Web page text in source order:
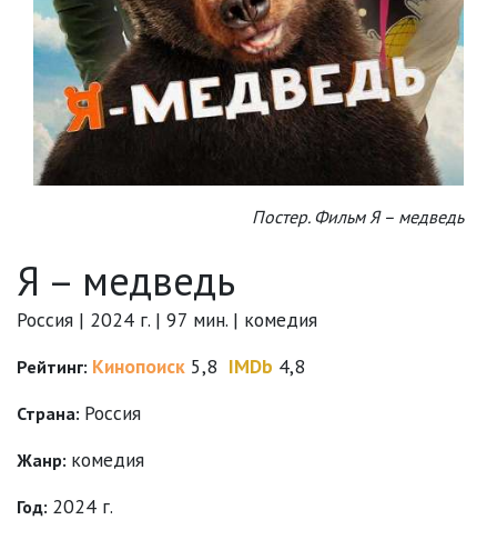
Постер. Фильм Я – медведь
Я – медведь
Россия | 2024 г. | 97 мин. | комедия
Рейтинг: Кинопоиск 5,8 IMDb 4,8
Страна: Россия
Жанр: комедия
Год: 2024 г.